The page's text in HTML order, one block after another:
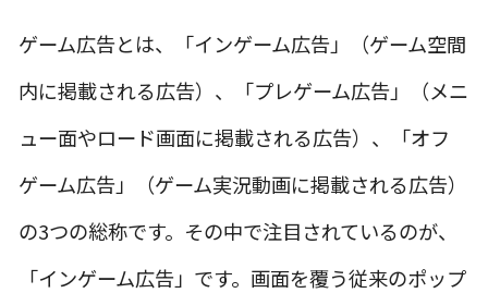
ゲーム広告とは、「インゲーム広告」（ゲーム空間
内に掲載される広告）、「プレゲーム広告」（メニ
ュー面やロード画面に掲載される広告）、「オフ
ゲーム広告」（ゲーム実況動画に掲載される広告）
の3つの総称です。その中で注目されているのが、
「インゲーム広告」です。画面を覆う従来のポップ